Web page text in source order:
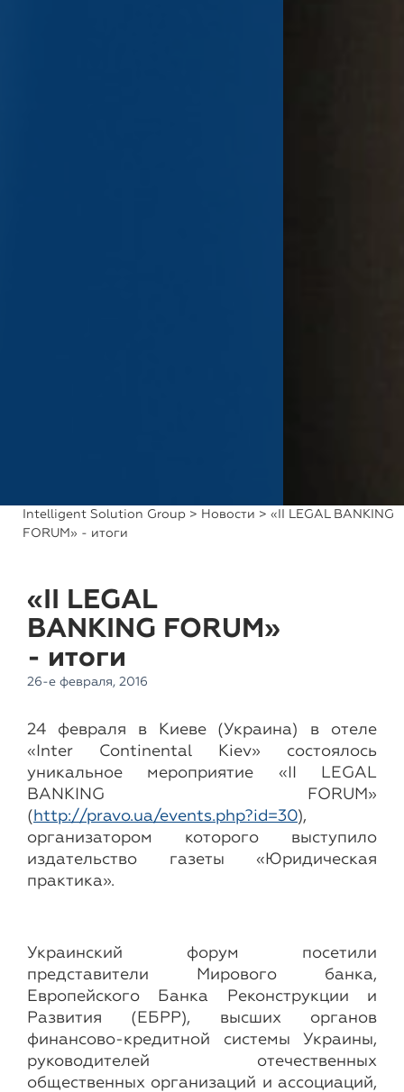
Intelligent Solution Group > Новости > «II LEGAL BANKING
FORUM» - итоги
«II LEGAL
BANKING FORUM»
- итоги
26-е февраля, 2016
24 февраля в Киеве (Украина) в отеле
«Inter Continental Kiev» состоялось
уникальное мероприятие «II LEGAL
BANKING FORUM»
( http://pravo.ua/events.php?id=30),
организатором которого выступило
издательство газеты «Юридическая
практика».
Украинский форум посетили
представители Мирового банка,
Европейского Банка Реконструкции и
Развития (ЕБРР), высших органов
финансово-кредитной системы Украины,
руководителей отечественных
общественных организаций и ассоциаций,